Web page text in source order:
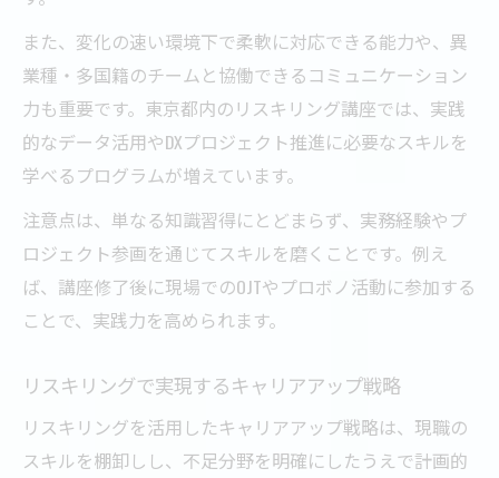
また、変化の速い環境下で柔軟に対応できる能力や、異
業種・多国籍のチームと協働できるコミュニケーション
力も重要です。東京都内のリスキリング講座では、実践
的なデータ活用やDXプロジェクト推進に必要なスキルを
学べるプログラムが増えています。
注意点は、単なる知識習得にとどまらず、実務経験やプ
ロジェクト参画を通じてスキルを磨くことです。例え
ば、講座修了後に現場でのOJTやプロボノ活動に参加する
ことで、実践力を高められます。
リスキリングで実現するキャリアアップ戦略
リスキリングを活用したキャリアアップ戦略は、現職の
スキルを棚卸しし、不足分野を明確にしたうえで計画的